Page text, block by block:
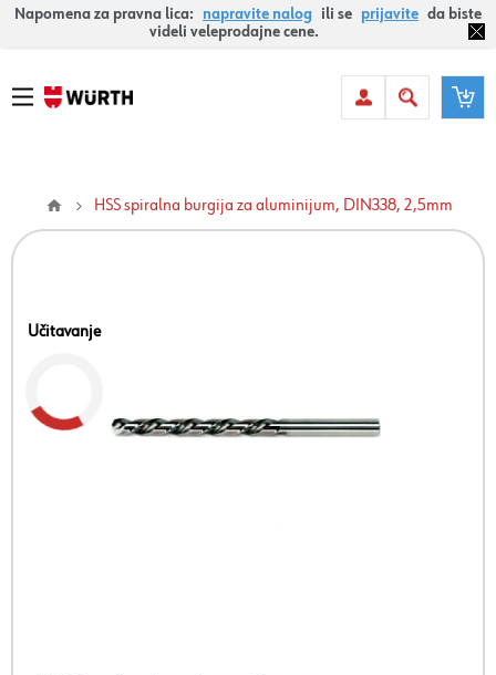
Napomena za pravna lica: napravite nalog ili se prijavite da biste
videli veleprodajne cene.
HSS spiralna burgija za aluminijum, DIN338, 2,5mm
Učitavanje